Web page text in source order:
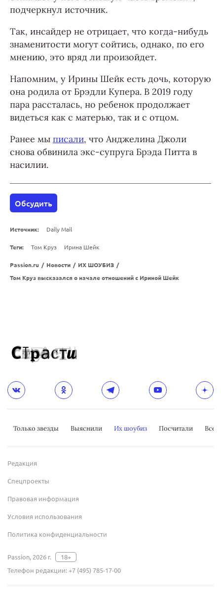
подчеркнул источник.
Так, инсайдер не отрицает, что когда-нибудь
знаменитости могут сойтись, однако, по его
мнению, это вряд ли произойдет.
Напомним, у Ирины Шейк есть дочь, которую
она родила от Брэдли Купера. В 2019 году
пара рассталась, но ребенок продолжает
видеться как с матерью, так и с отцом.
Ранее мы писали, что Анджелина Джоли
снова обвинила экс-супруга Брэда Питта в
насилии.
Обсудить
Источник: Daily Mail
Теги: Том Круз Ирина Шейк
Passion.ru / Новости / ИХ ШОУБИЗ /
Том Круз высказался о начале отношений с Ириной Шейк
Только звезды Выяснили Их шоубиз Посчитали
Редакция
Спецпроекты
Правовая информация
Условия использования
Политика конфиденциальности
Passion, 2026 г.
18+
Телефон редакции:+7 (495) 785-17-00